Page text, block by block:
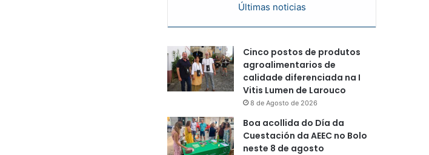
Últimas noticias
Cinco postos de produtos
agroalimentarios de
calidade diferenciada na I
Vitis Lumen de Larouco
8 de Agosto de 2026
Boa acollida do Día da
Cuestación da AEEC no Bolo
neste 8 de agosto